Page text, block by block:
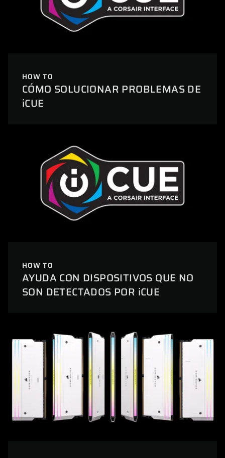
HOW TO
CÓMO SOLUCIONAR PROBLEMAS DE
iCUE
HOW TO
AYUDA CON DISPOSITIVOS QUE NO
SON DETECTADOS POR iCUE